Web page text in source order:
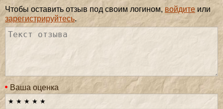
Чтобы оставить отзыв под своим логином, войдите или
зарегистрируйтесь.
Ваша оценка